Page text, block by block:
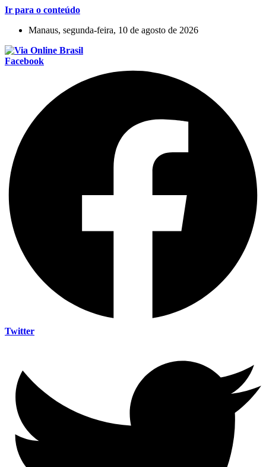
Ir para o conteúdo
Manaus, segunda-feira, 10 de agosto de 2026
Facebook
Twitter